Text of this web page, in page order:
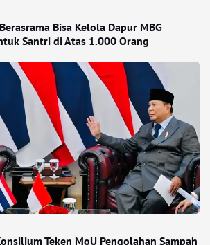
Bisa Kelola Dapur MBG
Santri di Atas 1.000 Orang
Teken MoU Pengolahan Sampah